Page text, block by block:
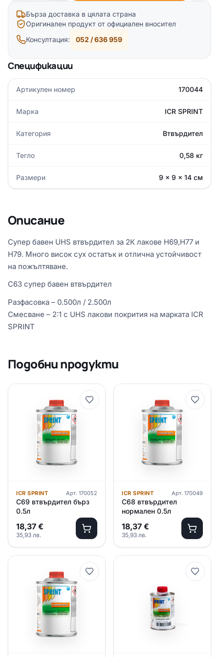
Бърза доставка в цялата страна
Оригинален продукт от официален вносител
Консултация:
052 / 636 959
Спецификации
Артикулен номер 170044
Марка ICR SPRINT
Категория Втвърдител
Тегло 0,58 кг
Размери 9 × 9 × 14 см
Описание
Супер бавен UHS втвърдител за 2К лакове H69,H77 и
H79. Много висок сух остатък и отлична устойчивост
на пожълтяване.
C63 супер бавен втвърдител
Разфасовка – 0.500л / 2.500л
Смесване – 2:1 с UHS лакови покрития на марката ICR
SPRINT
Подобни продукти
ICR SPRINT Арт. 170052
C69 втвърдител бърз
0.5л
18,37 €
35,93 лв.
ICR SPRINT Арт. 170049
C68 втвърдител
нормален 0.5л
18,37 €
35,93 лв.